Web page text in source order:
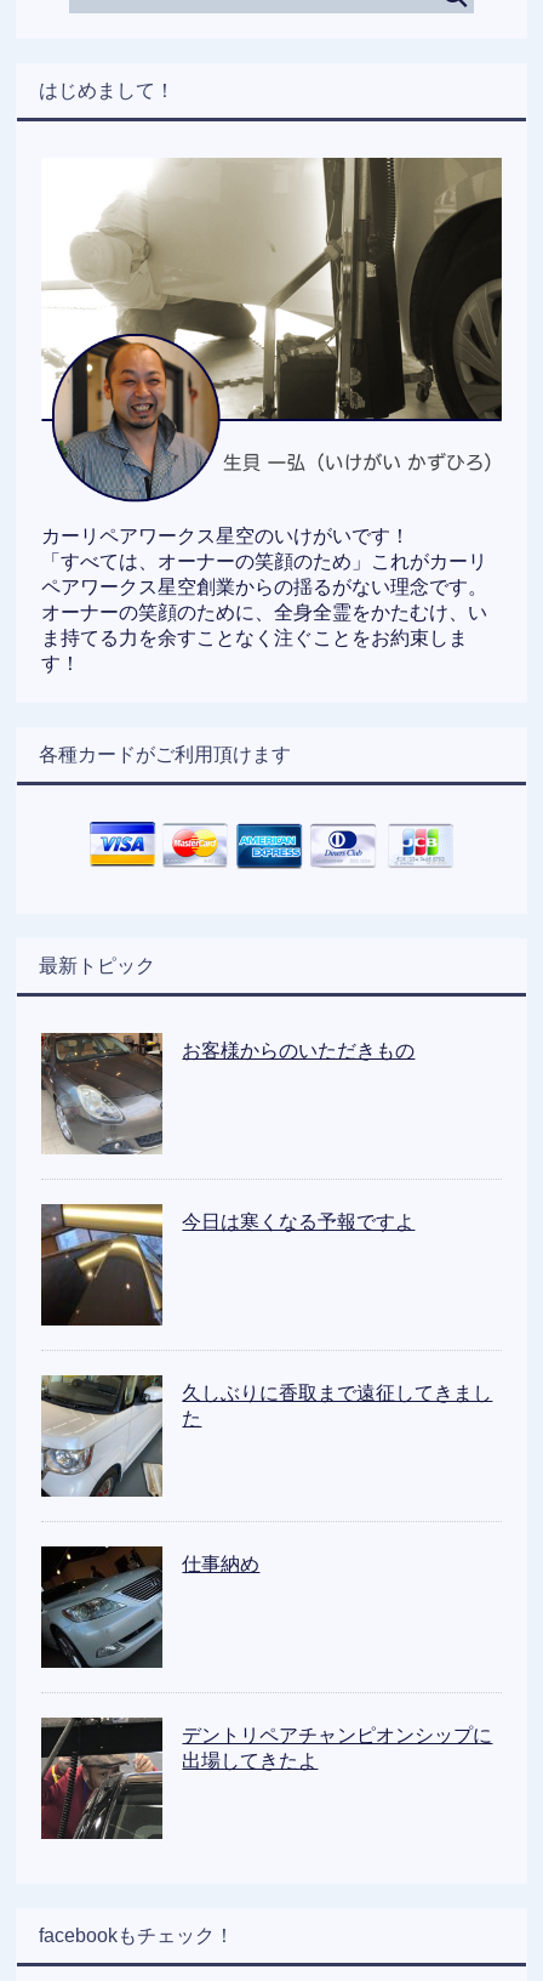
はじめまして！
カーリペアワークス星空のいけがいです！
「すべては、オーナーの笑顔のため」これがカーリ
ペアワークス星空創業からの揺るがない理念です。
オーナーの笑顔のために、全身全霊をかたむけ、い
ま持てる力を余すことなく注ぐことをお約束しま
す！
各種カードがご利用頂けます
最新トピック
お客様からのいただきもの
今日は寒くなる予報ですよ
久しぶりに香取まで遠征してきまし
た
仕事納め
デントリペアチャンピオンシップに
出場してきたよ
facebookもチェック！